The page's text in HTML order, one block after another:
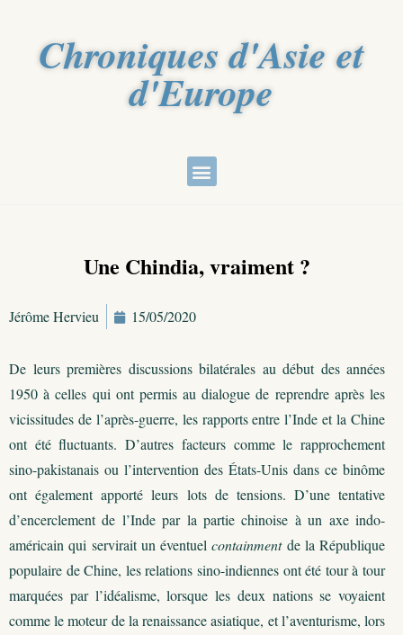
Chroniques d'Asie et
d'Europe
Une Chindia, vraiment ?
Jérôme Hervieu 15/05/2020
De leurs premières discussions bilatérales au début des années
1950 à celles qui ont permis au dialogue de reprendre après les
vicissitudes de l’après-guerre, les rapports entre l’Inde et la Chine
ont été fluctuants. D’autres facteurs comme le rapprochement
sino-pakistanais ou l’intervention des États-Unis dans ce binôme
ont également apporté leurs lots de tensions. D’une tentative
d’encerclement de l’Inde par la partie chinoise à un axe indo-
américain qui servirait un éventuelcontainmentde la République
populaire de Chine, les relations sino-indiennes ont été tour à tour
marquées par l’idéalisme, lorsque les deux nations se voyaient
comme le moteur de la renaissance asiatique, et l’aventurisme, lors